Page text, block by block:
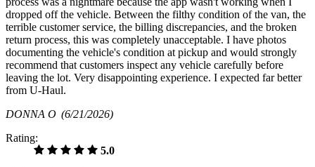
dropped off the vehicle. Between the filthy condition of the van, the
terrible customer service, the billing discrepancies, and the broken
return process, this was completely unacceptable. I have photos
documenting the vehicle's condition at pickup and would strongly
recommend that customers inspect any vehicle carefully before
leaving the lot. Very disappointing experience. I expected far better
from U-Haul.
DONNA O (6/21/2026)
Rating:
5.0